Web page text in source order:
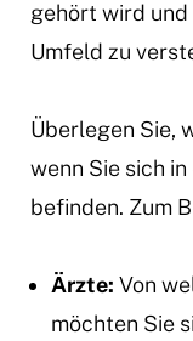
gehört wird
Umfeld zu
Überlegen Sie,
wenn Sie sich
befinden. Zum
Ärzte: Von
möchten Sie